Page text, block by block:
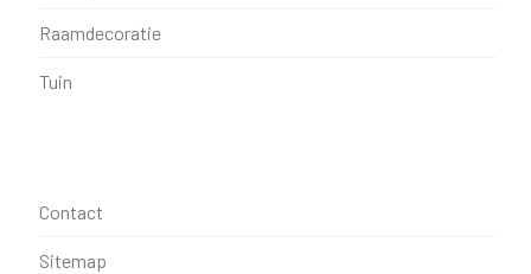
Raamdecoratie
Tuin
Contact
Sitemap